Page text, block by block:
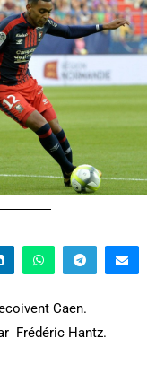
Caen.
Frédéric Hantz.